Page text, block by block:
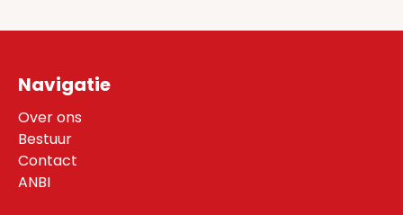
Navigatie
Over ons
Bestuur
Contact
ANBI